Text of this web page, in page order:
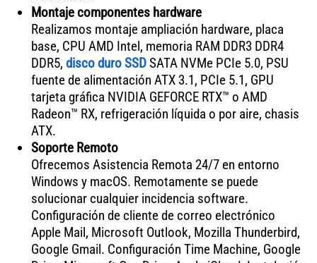
Montaje componentes hardware
Realizamos montaje ampliación hardware, placa
base, CPU AMD Intel, memoria RAM DDR3 DDR4
DDR5, disco duro SSDSATA NVMe PCIe 5.0, PSU
fuente de alimentación ATX 3.1, PCIe 5.1, GPU
tarjeta gráfica NVIDIA GEFORCE RTX™ o AMD
Radeon™ RX, refrigeración líquida o por aire, chasis
ATX.
Soporte Remoto
Ofrecemos Asistencia Remota 24/7 en entorno
Windows y macOS. Remotamente se puede
solucionar cualquier incidencia software.
Configuración de cliente de correo electrónico
Apple Mail, Microsoft Outlook, Mozilla Thunderbird,
Google Gmail. Configuración Time Machine, Google